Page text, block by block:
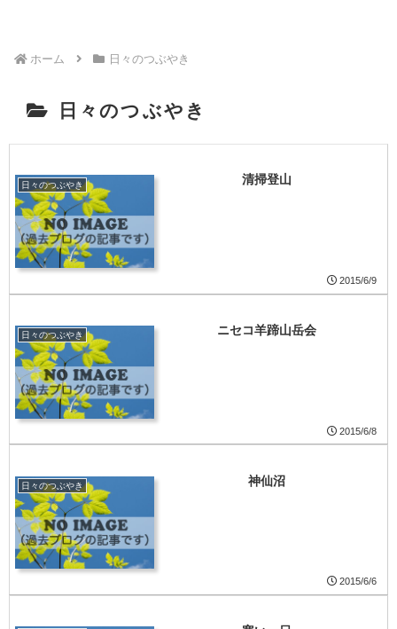
ホーム 日々のつぶやき
日々のつぶやき
日々のつぶやき 清掃登山
2015/6/9
日々のつぶやき ニセコ羊蹄山岳会
2015/6/8
日々のつぶやき 神仙沼
2015/6/6